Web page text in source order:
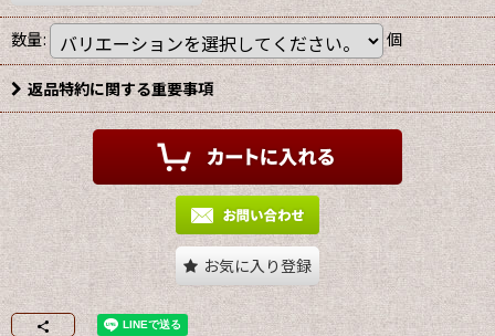
数量: 個
返品特約に関する重要事項
お気に入り登録